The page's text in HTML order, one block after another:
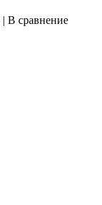
| В сравнение